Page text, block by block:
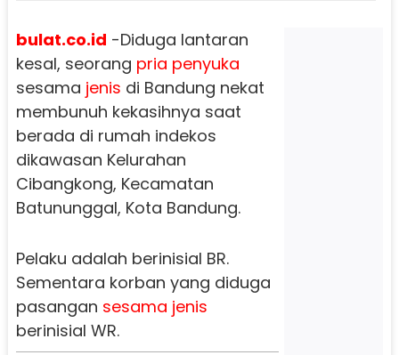
bulat.co.id -Diduga lantaran
kesal, seorang pria penyuka
sesama jenis di Bandung nekat
membunuh kekasihnya saat
berada di rumah indekos
dikawasan Kelurahan
Cibangkong, Kecamatan
Batununggal, Kota Bandung.
Pelaku adalah berinisial BR.
Sementara korban yang diduga
pasangan sesama jenis
berinisial WR.